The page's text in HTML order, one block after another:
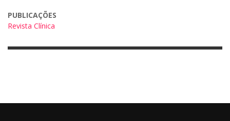
PUBLICAÇÕES
Revista Clínica